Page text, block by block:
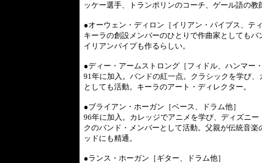
ッケー選手、トランポリンのコーチ、ゲール語の教
●オーウェン・ディロン［イリアン・パイプス、テ
キーラの創設メンバーのひとりで作曲家としても
イリアンパイプも作るらしい。
●ディー・アームストロング［フィドル、ハンマー
91年に加入。バンドの紅一点。クラシックを学び
としても活動。キーラのアート・ディレクター。
●ブライアン・ホーガン［ベース、ドラム他］
96年に加入。カレッジでアニメを学び、ディズニ
クのバンド・メンバーとして活動。父親が伝統音
ッドにも精通。
●ランス・ホーガン［ギター、ドラム他］